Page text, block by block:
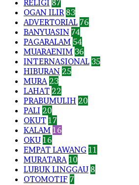
RELIGI 87
OGAN ILIR 83
ADVERTORIAL 76
BANYUASIN 74
PAGARALAM 54
MUARAENIM 36
INTERNASIONAL 35
HIBURAN 25
MURA 23
LAHAT 22
PRABUMULIH 20
PALI 20
OKUT 17
KALAM 16
OKU 16
EMPAT LAWANG 11
MURATARA 10
LUBUK LINGGAU 8
OTOMOTIF 7